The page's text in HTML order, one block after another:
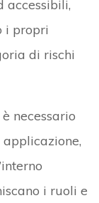
accessibili,
i propri
di rischi
necessario
i ruoli e